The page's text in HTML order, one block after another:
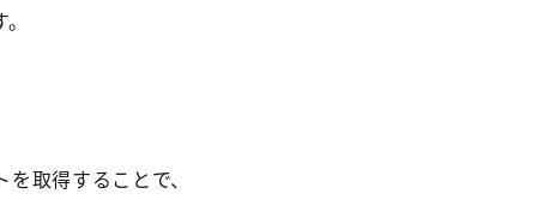
取得することで、